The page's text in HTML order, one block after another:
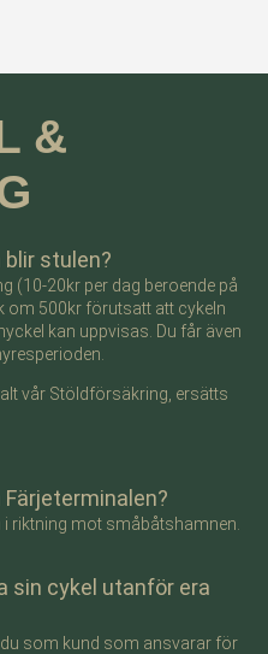
&
blir stulen?
(10-20kr per dag beroende på
om 500kr förutsatt att cykeln
kan uppvisas. Du får även
vår Stöldförsäkring, ersätts
riktning mot småbåtshamnen.
sin cykel utanför era
du som kund som ansvarar för